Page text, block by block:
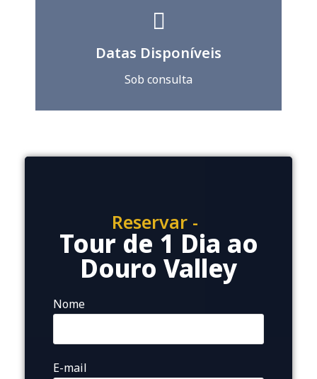
Datas Disponíveis
Sob consulta
Reservar -
Tour de 1 Dia ao
Douro Valley
Nome
E-mail